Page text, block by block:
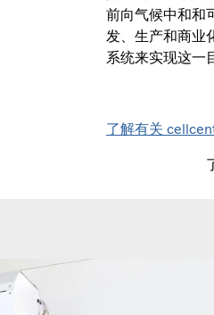
前向气候中和和
发、生产和商业
系统来实现这一
了解有关